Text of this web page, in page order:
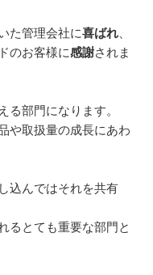
た管理会社に喜ばれ
のお客様に感謝されま
る部門になります。
や取扱量の成長にあわ
込んではそれを共有
るとても重要な部門と